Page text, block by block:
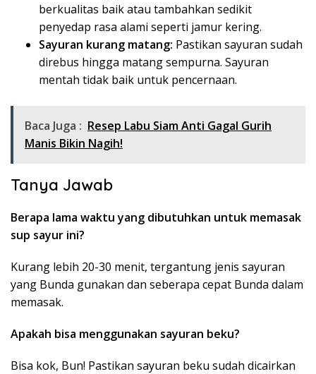
berkualitas baik atau tambahkan sedikit
penyedap rasa alami seperti jamur kering.
Sayuran kurang matang: Pastikan sayuran sudah
direbus hingga matang sempurna. Sayuran
mentah tidak baik untuk pencernaan.
Baca Juga : Resep Labu Siam Anti Gagal Gurih
Manis Bikin Nagih!
Tanya Jawab
Berapa lama waktu yang dibutuhkan untuk memasak
sup sayur ini?
Kurang lebih 20-30 menit, tergantung jenis sayuran
yang Bunda gunakan dan seberapa cepat Bunda dalam
memasak.
Apakah bisa menggunakan sayuran beku?
Bisa kok, Bun! Pastikan sayuran beku sudah dicairkan